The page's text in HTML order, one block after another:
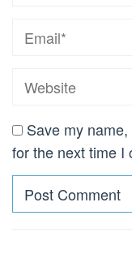
Save my
for the next time I